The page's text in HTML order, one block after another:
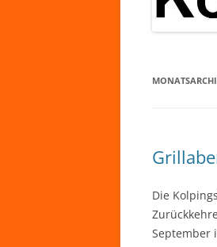
Die
September